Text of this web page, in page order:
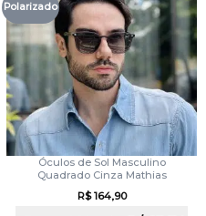
Polarizado
Óculos de Sol Masculino
Quadrado Cinza Mathias
R$164,90